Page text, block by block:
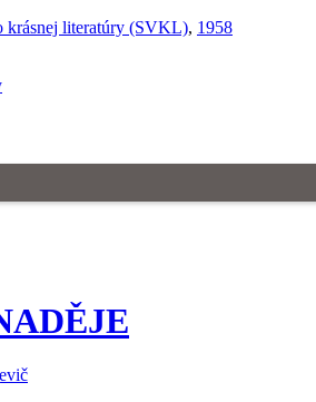
krásnej literatúry (SVKL), 1958